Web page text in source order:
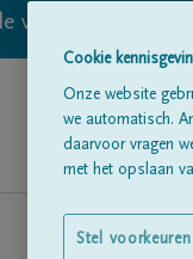
vallen echter
Cookie
Onze website
we automatisch.
daarvoor vragen
met het opslaan
Stel